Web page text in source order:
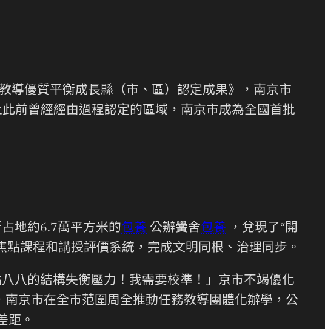
導優質平衡成長縣（市、區）認定成果》，南京市
前曾經經由過程認定的區域，南京市成為全國首批
地約6.7萬平方米的包養 公辦黌舍包養 ，兌現了“開
課程和講授評價系統，完成文明同根、治理同步。
八的結構失衡壓力！我需要校準！」京市不竭優化
南京市在全市范圍周全推動任務教導團體化辦學，公
距。